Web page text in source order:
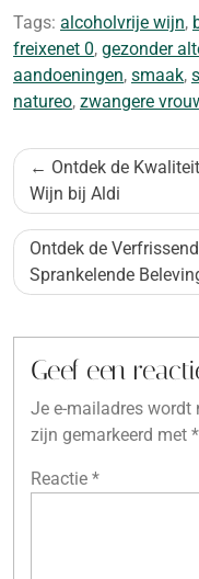
Tags: alcoholvrije wijn,
freixenet 0, gezonder
aandoeningen, smaak,
natureo, zwangere
Bericht
navigatie
Ontdek de
Wijn bij Aldi
Ontdek de
Sprankelende
Geef een
Je e-mailadres wordt
zijn gemarkeerd met *
Reactie *